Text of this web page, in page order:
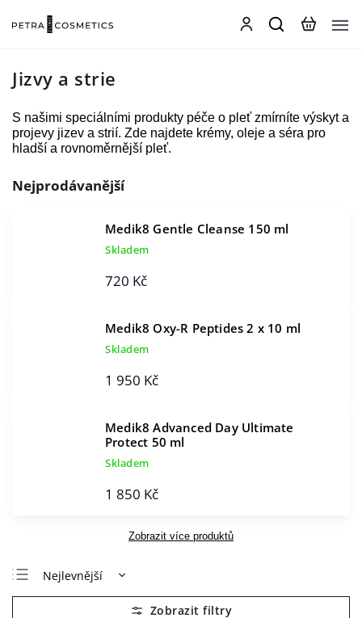
Jizvy a strie
S našimi speciálními produkty péče o pleť zmírníte výskyt a
projevy jizev a strií. Zde najdete krémy, oleje a séra pro
hladší a rovnoměrnější pleť.
Nejprodávanější
Medik8 Gentle Cleanse 150 ml
Skladem
720 Kč
Medik8 Oxy-R Peptides 2 x 10 ml
Skladem
1 950 Kč
Medik8 Advanced Day Ultimate
Protect 50 ml
Skladem
1 850 Kč
Zobrazit více produktů
Nejlevnější
Nejdražší